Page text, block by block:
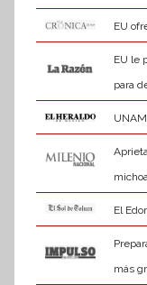
EU
EU le
para
El
más